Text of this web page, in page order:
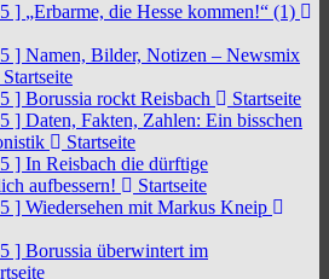
] „Erbarme, die Hesse kommen!“ (1)
] Namen, Bilder, Notizen – Newsmix
Startseite
] Borussia rockt Reisbach
Startseite
] Daten, Fakten, Zahlen: Ein bisschen
Startseite
] In Reisbach die dürftige
aufbessern!
Startseite
] Wiedersehen mit Markus Kneip
] Borussia überwintert im